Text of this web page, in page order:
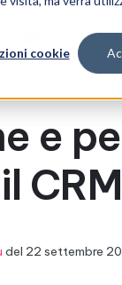
cookie
cosa
e
del 22 settembre